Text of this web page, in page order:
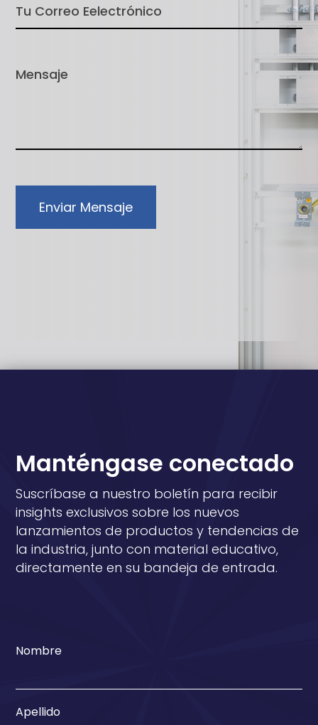
Enviar Mensaje
Manténgase conectado
Suscríbase a nuestro boletín para recibir
insights exclusivos sobre los nuevos
lanzamientos de productos y tendencias de
la industria, junto con material educativo,
directamente en su bandeja de entrada.
Nombre
Apellido